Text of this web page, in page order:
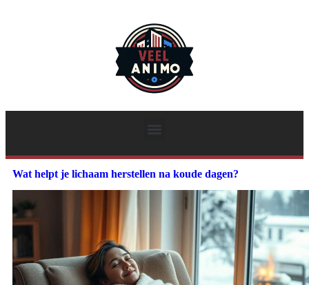
Wat helpt je lichaam herstellen na koude dagen?